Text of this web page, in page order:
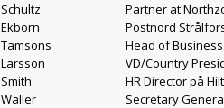
Schultz
Partner at
Ekborn
Postnord
Tamsons
Head of
Larsson
VD/Country
Smith
HR Director på
Waller
Secretary